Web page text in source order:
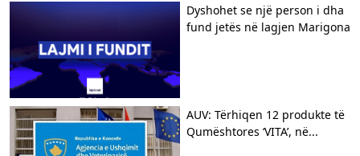
Dyshohet se një person i dha
fund jetës në lagjen Marigona
AUV: Tërhiqen 12 produkte të
Qumështores ‘VITA’, në...